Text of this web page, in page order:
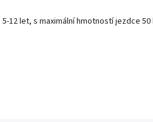
12 let, s maximální hmotností jezdce 50